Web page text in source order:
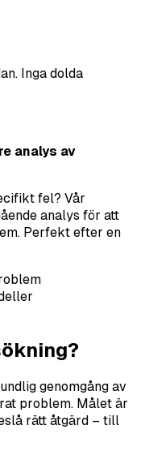
. Inga dolda
analys av
fel? Vår
analys för att
Perfekt efter en
genomgång av
problem. Målet är
rätt åtgärd – till